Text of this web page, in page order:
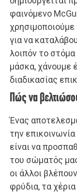
φαινόμενο
χρησιμοποιούμε
για να
λοιπόν το
μάσκα, χάνουμε
διαδικασίας
Πώς να
Ένας
την
είναι να
του σώματός
οι άλλοι
φρύδια, τα